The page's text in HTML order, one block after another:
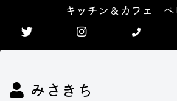
キッチン＆カフェ ぺ
みさきち